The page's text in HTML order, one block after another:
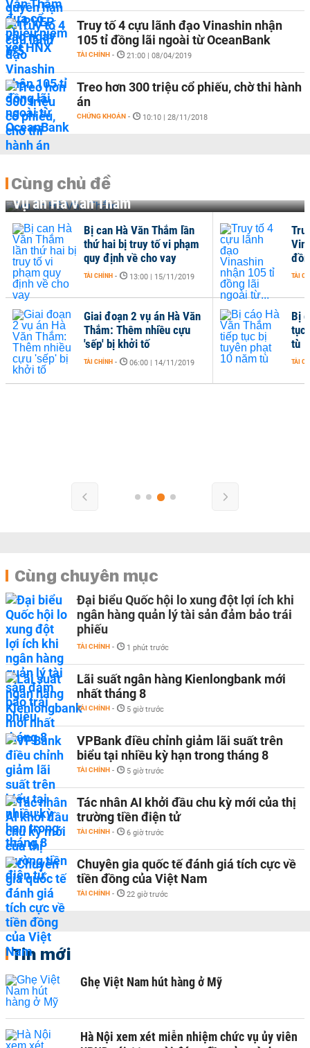
Truy tố 4 cựu lãnh đạo Vinashin nhận
105 tỉ đồng lãi ngoài từ OceanBank
TÀI CHÍNH - 21:00 | 08/04/2019
Treo hơn 300 triệu cổ phiếu, chờ thi hành
án
CHỨNG KHOÁN - 10:10 | 28/11/2018
Cùng chủ đề
Vụ án Hà Văn Thắm
Bị
tục
tù
TÀI
Bị can Hà Văn Thắm lần
thứ hai bị truy tố vi phạm
quy định về cho vay
TÀI CHÍNH - 13:00 | 15/11/2019
Giai đoạn 2 vụ án Hà Văn
Thắm: Thêm nhiều cựu
'sếp' bị khởi tố
TÀI CHÍNH - 06:00 | 14/11/2019
TÀI
Cùng chuyên mục
Đại biểu Quốc hội lo xung đột lợi ích khi
ngân hàng quản lý tài sản đảm bảo trái
phiếu
TÀI CHÍNH - 1 phút trước
Lãi suất ngân hàng Kienlongbank mới
nhất tháng 8
TÀI CHÍNH - 5 giờ trước
VPBank điều chỉnh giảm lãi suất trên
biểu tại nhiều kỳ hạn trong tháng 8
TÀI CHÍNH - 5 giờ trước
Tác nhân AI khởi đầu chu kỳ mới của thị
trường tiền điện tử
TÀI CHÍNH - 6 giờ trước
Chuyên gia quốc tế đánh giá tích cực về
tiền đồng của Việt Nam
TÀI CHÍNH - 22 giờ trước
Tin mới
Ghẹ Việt Nam hút hàng ở Mỹ
Hà Nội xem xét miễn nhiệm chức vụ ủy viên